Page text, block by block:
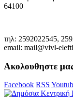
64100
τηλ: 2592022545,
email: mail@vivl-
Ακολουθηστε
Facebook RSS